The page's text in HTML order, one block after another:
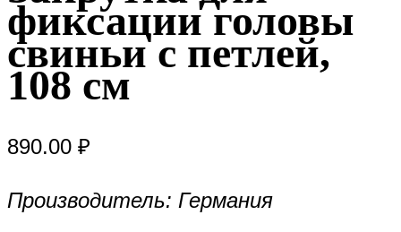
фиксации головы
свиньи с петлей,
108 см
890.00 ₽
Производитель: Германия